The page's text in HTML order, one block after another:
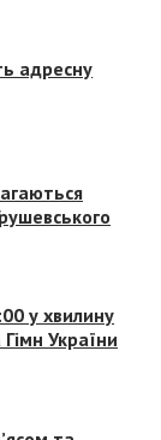
адресну
у хвилину
України